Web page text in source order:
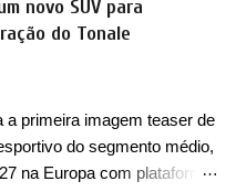
confirmou que o Dune será
Ao todo, serão
produzidas... para todo
V10 Supercharger
cerca de 800cv que
exótica da aventura i...
a marca no mercado.
apareceu em uma nova
onde ele aparece o para-
no terceiro trimestre
entre os meses de
já estamos em agosto), ou
novo SUV para
do Tonale
a primeira imagem teaser de
do segmento médio,
na Europa com plataforma